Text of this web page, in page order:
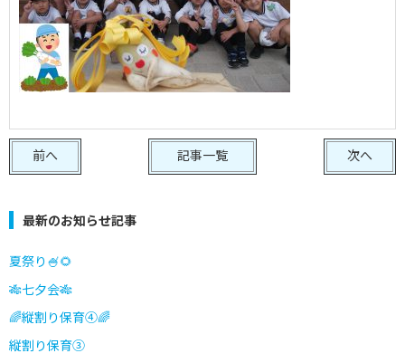
前へ 次へ
記事一覧
最新のお知らせ記事
夏祭り🍧🌻
🎋七夕会🎋
🌈縦割り保育④🌈
縦割り保育③